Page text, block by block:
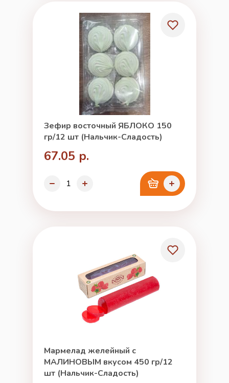
Зефир восточный ЯБЛОКО 150
гр/12 шт (Нальчик-Сладость)
67.05 р.
Мармелад желейный с
МАЛИНОВЫМ вкусом 450 гр/12
шт (Нальчик-Сладость)